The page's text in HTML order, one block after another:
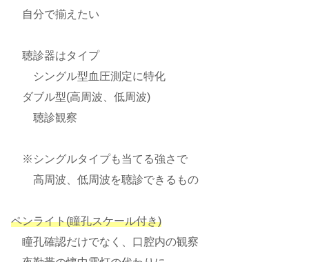
自分で揃えたい
聴診器はタイプ
シングル型血圧測定に特化
ダブル型(高周波、低周波)
聴診観察
※シングルタイプも当てる強さで
高周波、低周波を聴診できるもの
ペンライト(瞳孔スケール付き)
瞳孔確認だけでなく、口腔内の観察